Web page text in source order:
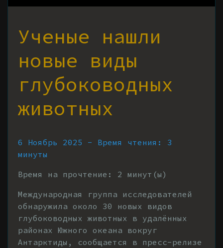
Ученые нашли
новые виды
глубоководных
животных
6 Ноябрь 2025 - Время чтения: 3
минуты
Время на прочтение:
2 минут(ы)
Международная группа исследователей
обнаружила около 30 новых видов
глубоководных животных в удалённых
районах Южного океана вокруг
Антарктиды, сообщается в пресс-релизе